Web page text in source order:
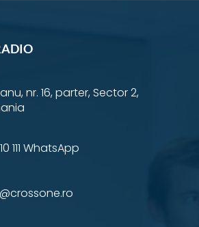
nr. 16, parter, Sector 2,
111 WhatsApp